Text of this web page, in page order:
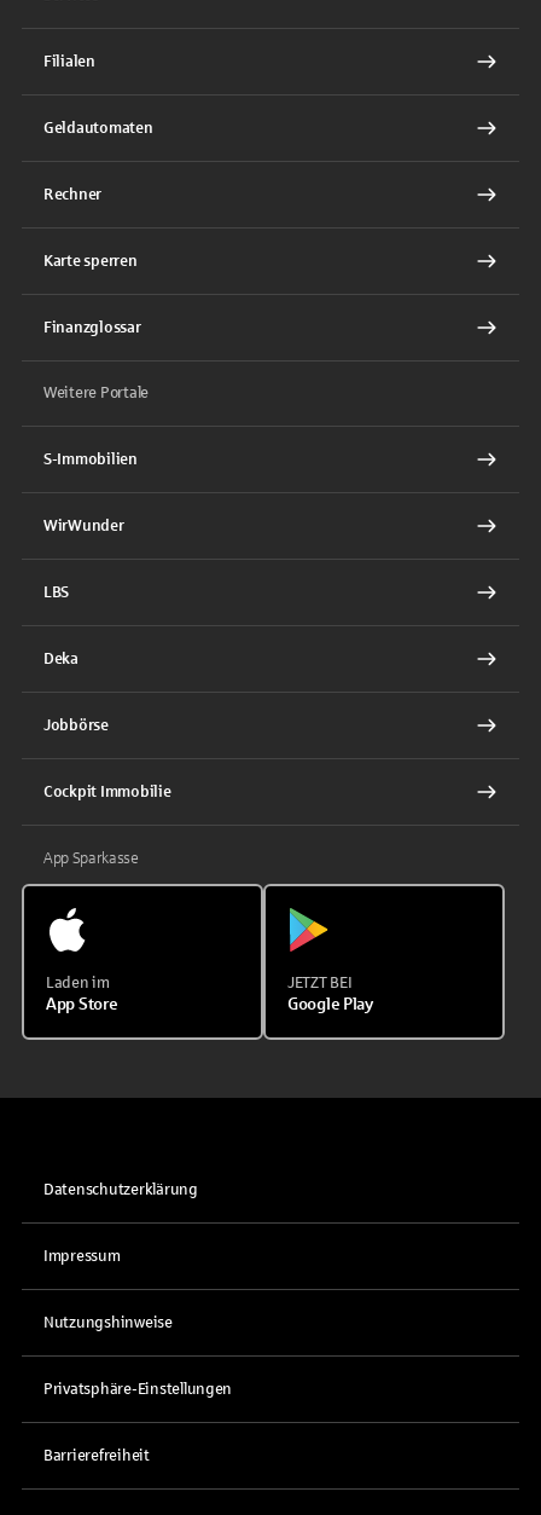
Filialen
Geldautomaten
Rechner
Karte sperren
Finanzglossar
Weitere Portale
S-Immobilien
WirWunder
LBS
Deka
Jobbörse
Cockpit Immobilie
App Sparkasse
Laden im
App Store
JETZT BEI
Google Play
Datenschutzerklärung
Impressum
Nutzungshinweise
Privatsphäre-Einstellungen
Barrierefreiheit